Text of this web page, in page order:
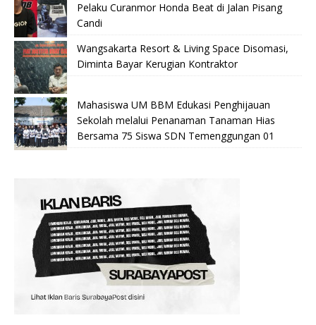
Pelaku Curanmor Honda Beat di Jalan Pisang
Candi
Wangsakarta Resort & Living Space Disomasi,
Diminta Bayar Kerugian Kontraktor
Mahasiswa UM BBM Edukasi Penghijauan
Sekolah melalui Penanaman Tanaman Hias
Bersama 75 Siswa SDN Temenggungan 01